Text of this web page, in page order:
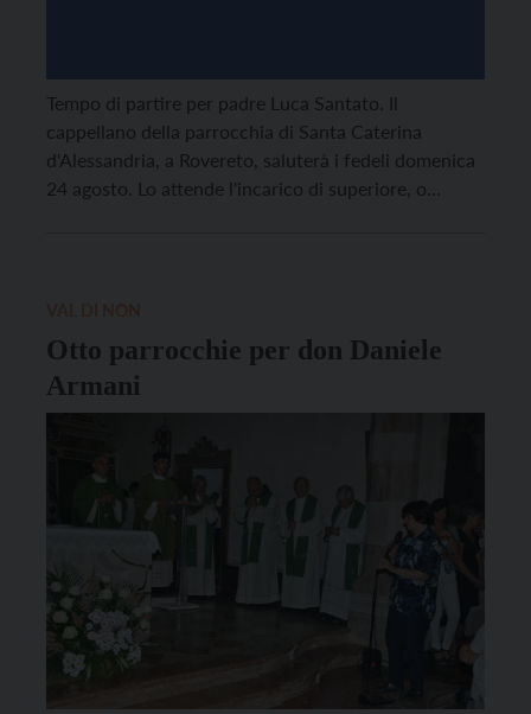
Tempo di partire per padre Luca Santato. Il
cappellano della parrocchia di Santa Caterina
d'Alessandria, a Rovereto, saluterà i fedeli domenica
24 agosto. Lo attende l'incarico di superiore, o
Otto parrocchie per don Daniele
Armani